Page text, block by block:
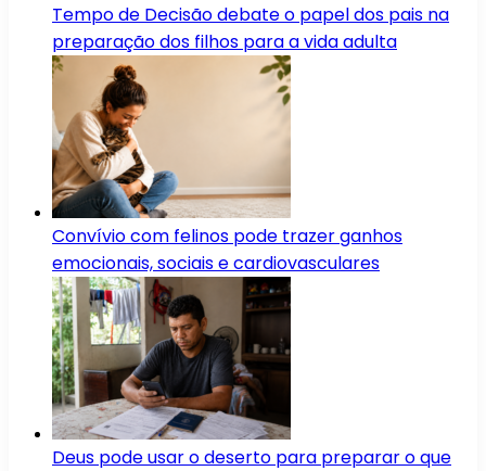
Tempo de Decisão debate o papel dos pais na
preparação dos filhos para a vida adulta
Convívio com felinos pode trazer ganhos
emocionais, sociais e cardiovasculares
Deus pode usar o deserto para preparar o que